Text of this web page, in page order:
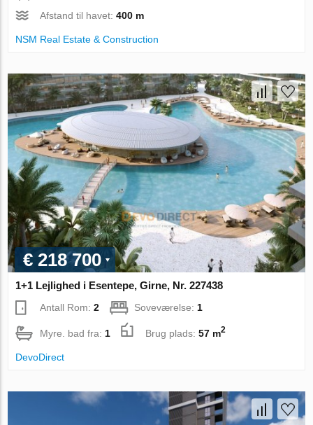
Afstand til havet:400 m
NSM Real Estate & Construction
€ 218 700
1+1 Lejlighed i Esentepe, Girne, Nr. 227438
Antall Rom:2 Soveværelse: 1
Myre. bad fra: 1 Brug plads:57 m2
DevoDirect